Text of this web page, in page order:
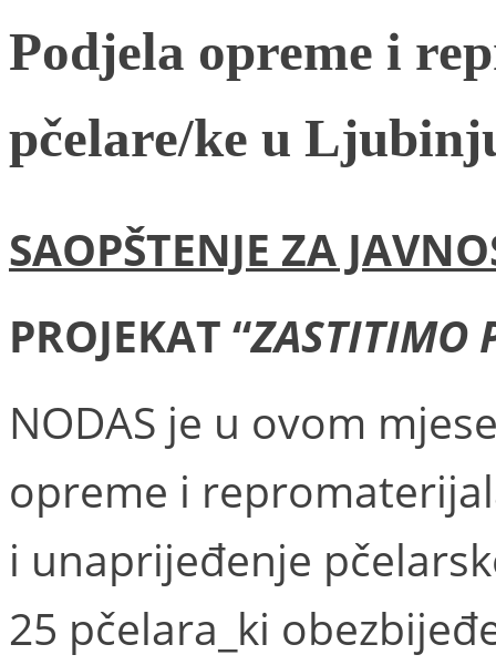
Podjela opreme i
pčelare/ke u
SAOPŠTENJE ZA
PROJEKAT “ZASTITIMO
NODAS je u ovom
opreme i
i unaprijeđenje
25 pčelara_ki